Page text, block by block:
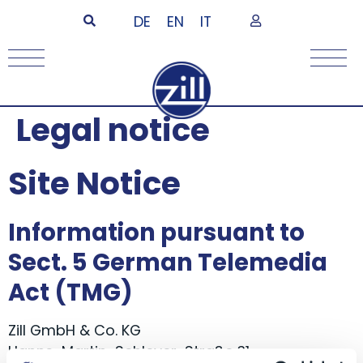
DE EN IT
Legal notice
Site Notice
Information pursuant to
Sect. 5 German Telemedia
Act (TMG)
Zill GmbH & Co. KG
Hanns-Martin-Schleyer-Straße 31